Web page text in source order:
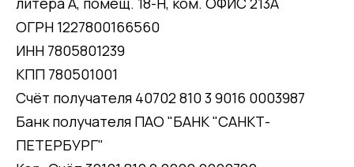
ОГРН 1227800166560
ИНН 7805801239
КПП 780501001
Счёт получателя 40702 810 3 9016 0003987
Банк получателя ПАО "БАНК "САНКТ-
ПЕТЕРБУРГ"